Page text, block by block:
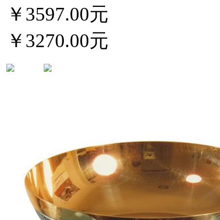
￥3597.00元
￥3270.00元